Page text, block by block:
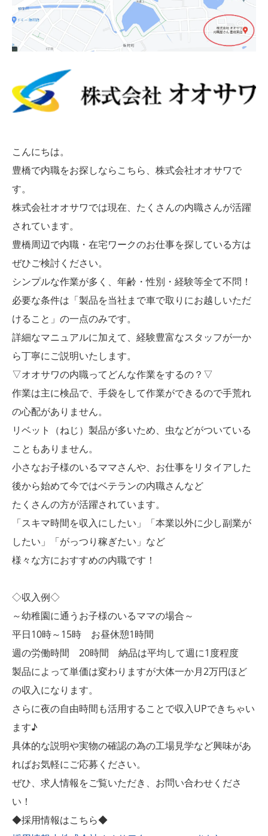
こんにちは。
豊橋で内職をお探しならこちら、株式会社オオサワで
す。
株式会社オオサワでは現在、たくさんの内職さんが活躍
されています。
豊橋周辺で内職・在宅ワークのお仕事を探している方は
ぜひご検討ください。
シンプルな作業が多く、年齢・性別・経験等全て不問！
必要な条件は「製品を当社まで車で取りにお越しいただ
けること」の一点のみです。
詳細なマニュアルに加えて、経験豊富なスタッフが一か
ら丁寧にご説明いたします。
▽オオサワの内職ってどんな作業をするの？▽
作業は主に検品で、手袋をして作業ができるので手荒れ
の心配がありません。
リベット（ねじ）製品が多いため、虫などがついている
こともありません。
小さなお子様のいるママさんや、お仕事をリタイアした
後から始めて今ではベテランの内職さんなど
たくさんの方が活躍されています。
「スキマ時間を収入にしたい」「本業以外に少し副業が
したい」「がっつり稼ぎたい」など
様々な方におすすめの内職です！
◇収入例◇
～幼稚園に通うお子様のいるママの場合～
平日10時～15時 お昼休憩1時間
週の労働時間 20時間 納品は平均して週に1度程度
製品によって単価は変わりますが大体一か月2万円ほど
の収入になります。
さらに夜の自由時間も活用することで収入UPできちゃい
ます♪
具体的な説明や実物の確認の為の工場見学など興味があ
ればお気軽にご応募ください。
ぜひ、求人情報をご覧いただき、お問い合わせくださ
い！
◆採用情報はこちら◆